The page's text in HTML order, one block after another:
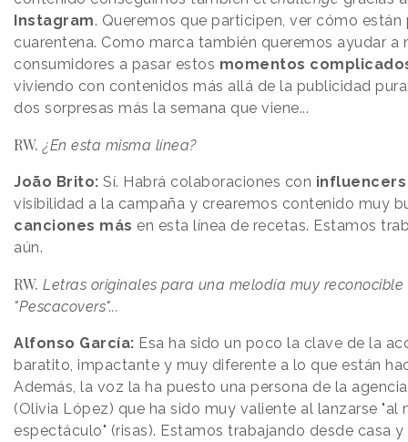
Instagram. Queremos que participen, ver cómo están
cuarentena. Como marca también queremos ayudar a
consumidores a pasar estos momentos
viviendo con contenidos más allá de la publicidad
dos sorpresas más la semana que viene...
RW.¿En esta misma línea?
João Brito: Sí. Habrá colaboraciones con influencers
visibilidad a la campaña y crearemos contenido muy
canciones más en esta línea de recetas. Estamos
aún.
RW. Letras originales para una melodía muy reconocible
"Pescacovers"...
Alfonso García: Esa ha sido un poco la clave de la
baratito, impactante y muy diferente a lo que están
Además, la voz la ha puesto una persona de la
(Olivia López) que ha sido muy valiente al lanzarse "al
espectáculo" (risas). Estamos trabajando desde casa